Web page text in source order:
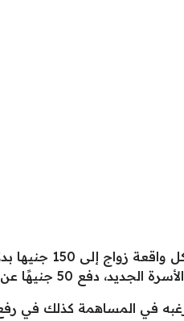
كل تسجيل مولود جديد”.
في المساهمة كذلك في رفع